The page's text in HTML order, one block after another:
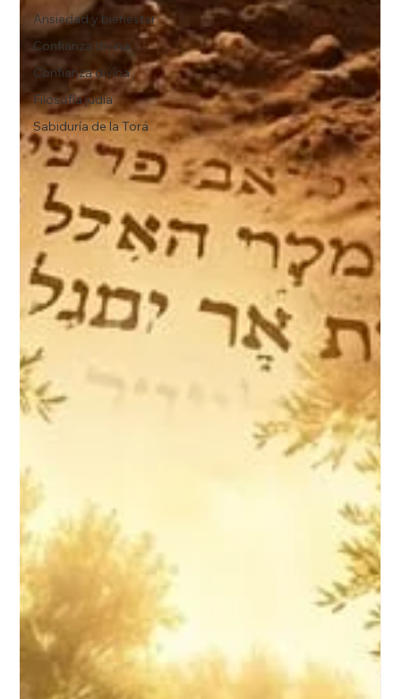
Ansiedad y bienestar
Confianza divina
Confianza divina
Filosofía judía
Sabiduría de la Torá